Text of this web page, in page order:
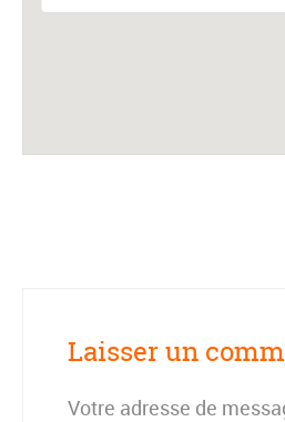
Laisser un
Votre adresse de